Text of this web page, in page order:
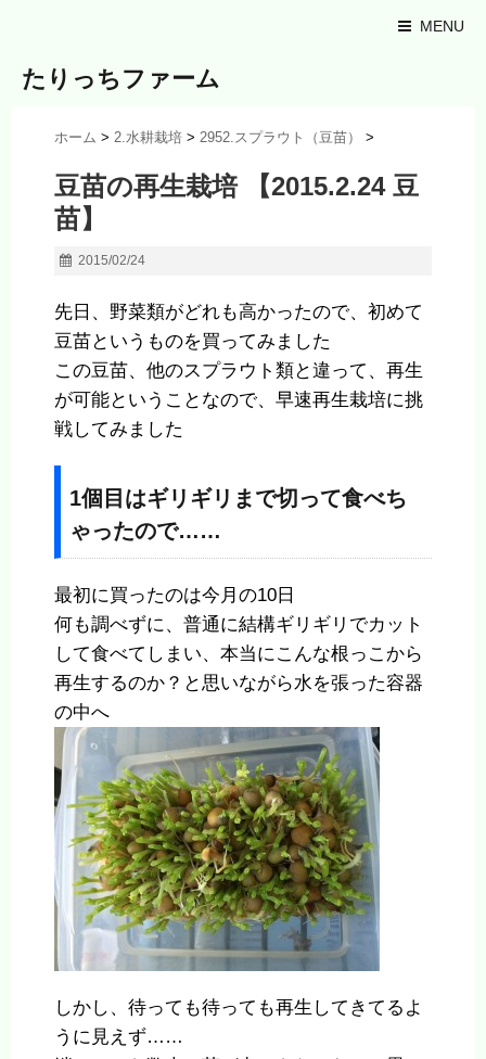
MENU
たりっちファーム
ホーム > 2.水耕栽培 > 2952.スプラウト（豆苗） >
豆苗の再生栽培 【2015.2.24 豆
苗】
2015/02/24
先日、野菜類がどれも高かったので、初めて
豆苗というものを買ってみました
この豆苗、他のスプラウト類と違って、再生
が可能ということなので、早速再生栽培に挑
戦してみました
1個目はギリギリまで切って食べち
ゃったので……
最初に買ったのは今月の10日
何も調べずに、普通に結構ギリギリでカット
して食べてしまい、本当にこんな根っこから
再生するのか？と思いながら水を張った容器
の中へ
しかし、待っても待っても再生してきてるよ
うに見えず……